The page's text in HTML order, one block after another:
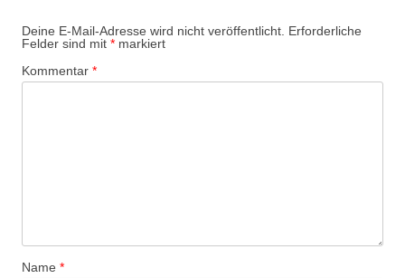
Deine E-Mail-Adresse wird nicht veröffentlicht. Erforderliche
Felder sind mit * markiert
Kommentar *
Name *